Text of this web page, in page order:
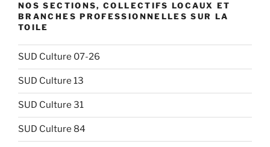
NOS SECTIONS, COLLECTIFS LOCAUX ET
BRANCHES PROFESSIONNELLES SUR LA
TOILE
SUD Culture 07-26
SUD Culture 13
SUD Culture 31
SUD Culture 84